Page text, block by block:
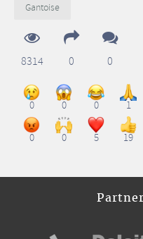
Gantoise
8314 0 0
0 0 0 1
0 0 5 19